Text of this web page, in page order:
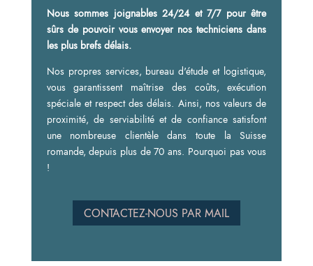
Nous sommes joignables 24/24 et 7/7 pour être
sûrs de pouvoir vous envoyer nos techniciens dans
les plus brefs délais.
Nos propres services, bureau d'étude et logistique,
vous garantissent maîtrise des coûts, exécution
spéciale et respect des délais. Ainsi, nos valeurs de
proximité, de serviabilité et de confiance satisfont
une nombreuse clientèle dans toute la Suisse
romande, depuis plus de 70 ans. Pourquoi pas vous
!
CONTACTEZ-NOUS PAR MAIL